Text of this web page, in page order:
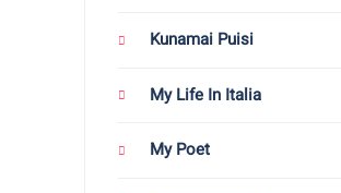
Kunamai Puisi
My Life In Italia
My Poet